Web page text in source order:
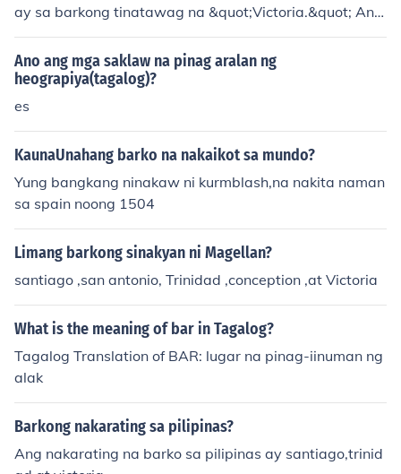
ay sa barkong tinatawag na &quot;Victoria.&quot; Ang
Victoria ang naging unang barko na nakalibot sa buong
mundo at isa sa tatlong barko na natira mula sa orihina
l na ekspedisyon ni Magellan. Ang iba pang barko na k
ong 1522.
Ano ang mga saklaw na pinag aralan ng
heograpiya(tagalog)?
es
KaunaUnahang barko na nakaikot sa mundo?
Yung bangkang ninakaw ni kurmblash,na nakita naman
sa spain noong 1504
Limang barkong sinakyan ni Magellan?
santiago ,san antonio, Trinidad ,conception ,at Victoria
What is the meaning of bar in Tagalog?
Tagalog Translation of BAR: lugar na pinag-iinuman ng
alak
Barkong nakarating sa pilipinas?
Ang nakarating na barko sa pilipinas ay santiago,trinid